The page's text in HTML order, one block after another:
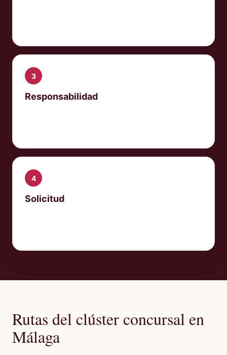
3
Responsabilidad
4
Solicitud
Rutas del clúster concursal en
Málaga